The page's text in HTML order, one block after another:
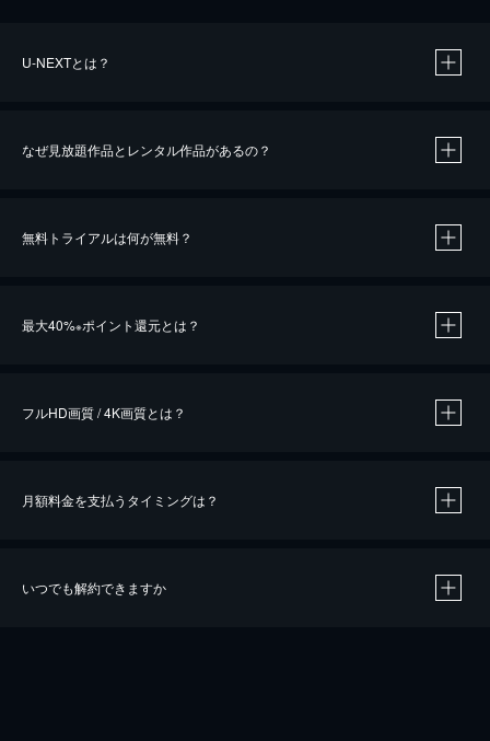
U-NEXTとは？
なぜ見放題作品とレンタル作品があるの？
無料トライアルは何が無料？
最大40%※ポイント還元とは？
※40％ポイント還元の対象は、クレジットカード決済による作品の購入 / レンタルです。
iOSアプリのUコイン決済による作品の購入 / レンタルは、20％のポイント還元です。
フルHD画質 / 4K画質とは？
月額料金を支払うタイミングは？
いつでも解約できますか